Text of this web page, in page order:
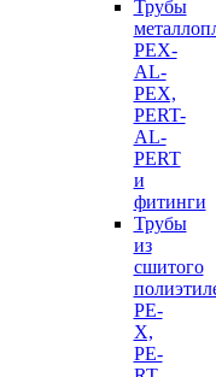
Трубы
PEX-
AL-
PEX,
PERT-
AL-
PERT
и
фитинги
Трубы
из
сшитого
PE-
X,
PE-